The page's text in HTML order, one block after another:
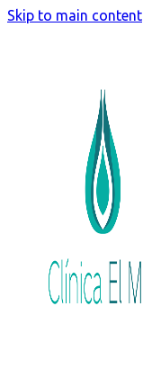
Skip to main content